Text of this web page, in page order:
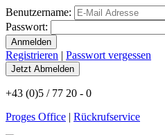
Benutzername:
Passwort:
Registrieren | Passwort vergessen
+43 (0)5 / 77 20 - 0
Proges Office | Rückrufservice